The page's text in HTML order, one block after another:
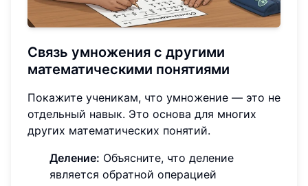
Связь умножения с другими
математическими понятиями
Покажите ученикам, что умножение — это не
отдельный навык. Это основа для многих
других математических понятий.
Деление: Объясните, что деление
является обратной операцией